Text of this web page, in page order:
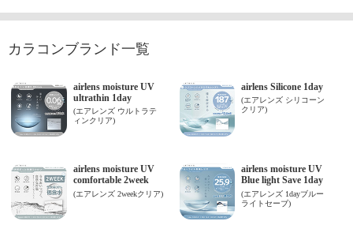
カラコンブランド一覧